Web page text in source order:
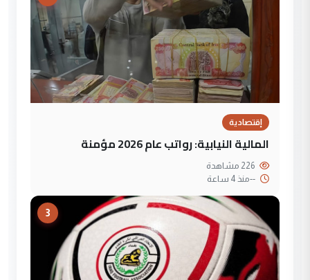
إقتصادية
المالية النيابية: رواتب عام 2026 مؤمنة
--منذ 4 ساعة
3